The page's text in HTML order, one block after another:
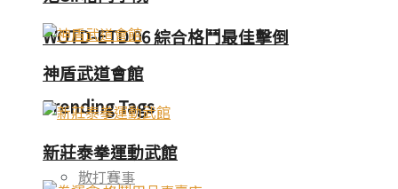
WOTD-ETD 06 綜合格鬥最佳擊倒
Trending Tags
散打賽事
神盾武道會館
新莊泰拳運動武館